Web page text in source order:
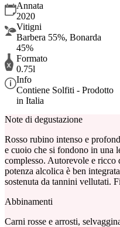
Annata
2020
Vitigni
Barbera 55%, Bonarda
45%
Formato
0.75l
Info
Contiene Solfiti - Prodotto
in Italia
Note di degustazione
Rosso rubino intenso e
e cuoio che si fondono in una
complesso. Autorevole e
potenza alcolica è ben
sostenuta da tannini vellutati.
Abbinamenti
Carni rosse e arrosti,